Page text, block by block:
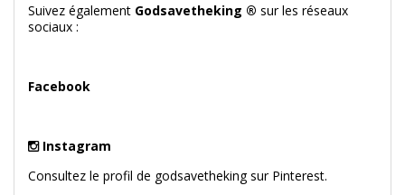
Suivez également Godsavetheking ® sur les réseaux
sociaux :
Facebook
Instagram
Instagram
Consultez le profil de godsavetheking sur Pinterest.